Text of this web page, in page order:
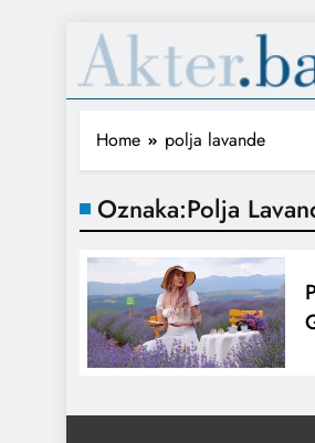
Home polja lavande
Oznaka:Polja